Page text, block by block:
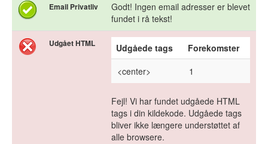
Email Privatliv
Godt! Ingen email adresser er blevet
fundet i rå tekst!
Udgået HTML Udgåede tags
Forekomster
<center>
1
Fejl! Vi har fundet udgåede HTML
tags i din kildekode. Udgåede tags
bliver ikke længere understøttet af
alle browsere.